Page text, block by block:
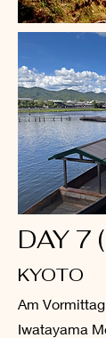
DAY 7
KYOTO
Am
Iwatayama